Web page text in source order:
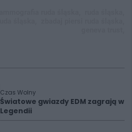
Czas Wolny
Światowe gwiazdy EDM zagrają w
Legendii